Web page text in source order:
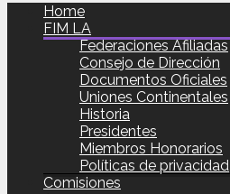
Home
FIM LA
Federaciones Afiliadas
Consejo de Dirección
Documentos Oficiales
Uniones Continentales
Historia
Presidentes
Miembros Honorarios
Políticas de privacidad
Comisiones